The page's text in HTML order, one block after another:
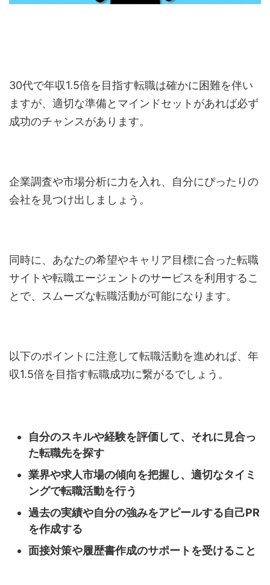
30代で年収1.5倍を目指す転職は確かに困難を伴い
ますが、適切な準備とマインドセットがあれば必ず
成功のチャンスがあります。
企業調査や市場分析に力を入れ、自分にぴったりの
会社を見つけ出しましょう。
同時に、あなたの希望やキャリア目標に合った転職
サイトや転職エージェントのサービスを利用するこ
とで、スムーズな転職活動が可能になります。
以下のポイントに注意して転職活動を進めれば、年
収1.5倍を目指す転職成功に繋がるでしょう。
自分のスキルや経験を評価して、それに見合っ
た転職先を探す
業界や求人市場の傾向を把握し、適切なタイミ
ングで転職活動を行う
過去の実績や自分の強みをアピールする自己PR
を作成する
面接対策や履歴書作成のサポートを受けること